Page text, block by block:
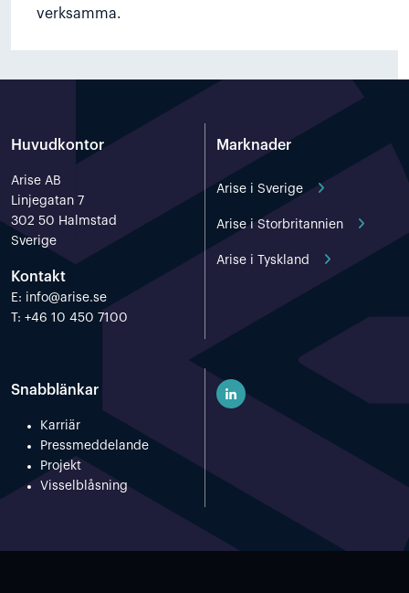
verksamma.
Huvudkontor
Arise AB
Linjegatan 7
302 50 Halmstad
Sverige
Kontakt
E: info@arise.se
T: +46 10 450 7100
Marknader
Arise i Sverige
Arise i Storbritannien
Arise i Tyskland
Snabblänkar
Karriär
Pressmeddelande
Projekt
Visselblåsning